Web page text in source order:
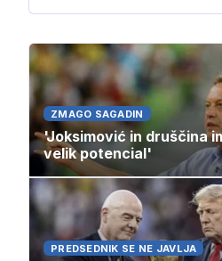
ZMAGO SAGADIN
'Joksimović in druščina
velik potencial'
PREDSEDNIK SE NE JAVLJA